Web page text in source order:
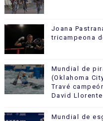
Joana
tricampeona
Mundial de
(Oklahoma
Travé
David
Mundial de